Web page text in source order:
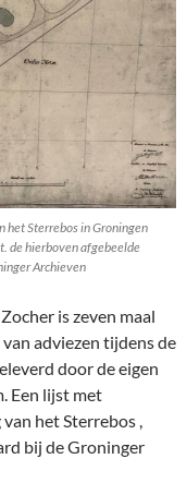
Sterrebos in Groningen
de hierboven afgebeelde
Archieven
is zeven maal
adviezen tijdens de
door de eigen
Een lijst met
het Sterrebos ,
bij de Groninger